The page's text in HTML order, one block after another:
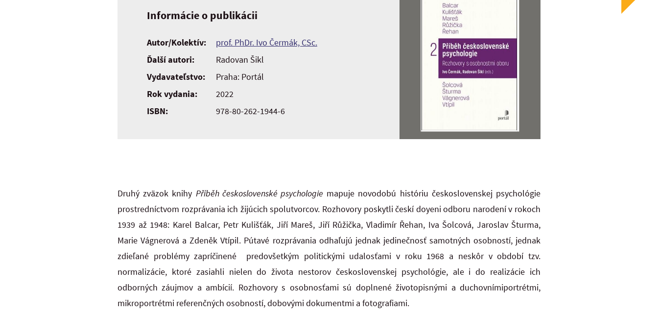
Informácie o publikácii
Autor/Kolektív:
prof. PhDr. Ivo Čermák, CSc.
Ďalší autori:
Radovan Šikl
Vydavateľstvo:
Praha: Portál
Rok vydania:
2022
ISBN:
978-80-262-1944-6
Druhý zväzok knihy Příběh československé psychologie mapuje novodobú históriu československej psychológie
prostredníctvom rozprávania ich žijúcich spolutvorcov. Rozhovory poskytli českí doyeni odboru narodení v rokoch
1939 až 1948: Karel Balcar, Petr Kulišťák, Jiří Mareš, Jiří Růžička, Vladimír Řehan, Iva Šolcová, Jaroslav Šturma,
Marie Vágnerová a Zdeněk Vtípil. Pútavé rozprávania odhaľujú jednak jedinečnosť samotných osobností, jednak
zdieľané problémy zapríčinené predovšetkým politickými udalosťami v roku 1968 a neskôr v období tzv.
normalizácie, ktoré zasiahli nielen do života nestorov československej psychológie, ale i do realizácie ich
odborných záujmov a ambícií. Rozhovory s osobnosťami sú doplnené životopisnými a duchovnímiportrétmi,
mikroportrétmi referenčných osobností, dobovými dokumentmi a fotografiami.